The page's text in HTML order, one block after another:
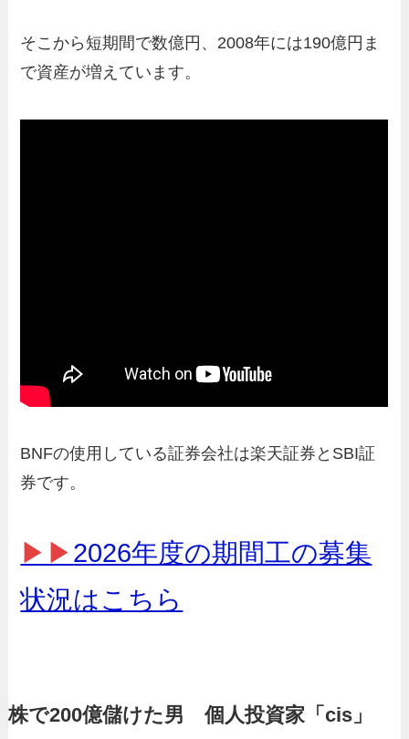
そこから短期間で数億円、2008年には190億円ま
で資産が増えています。
BNFの使用している証券会社は楽天証券とSBI証
券です。
▶▶2026年度の期間工の募集
状況はこちら
株で200億儲けた男 個人投資家「cis」